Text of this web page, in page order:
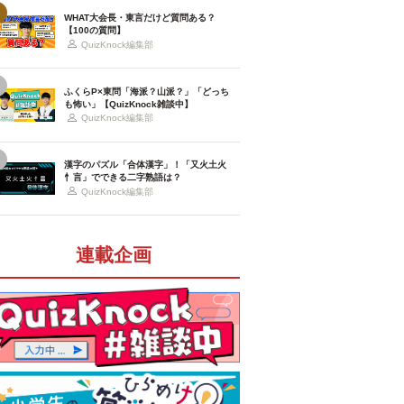
WHAT大会長・東言だけど質問ある？
【100の質問】
QuizKnock編集部
ふくらP×東問「海派？山派？」「どっち
も怖い」【QuizKnock雑談中】
QuizKnock編集部
漢字のパズル「合体漢字」！「又火土火
忄言」でできる二字熟語は？
QuizKnock編集部
連載企画